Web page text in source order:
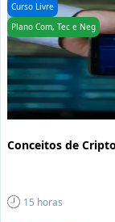
Curso Livre
Plano Com, Tec e Neg
Conceitos de
15 horas